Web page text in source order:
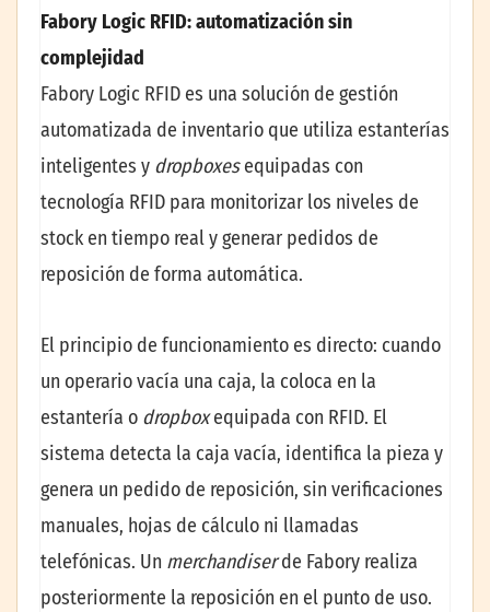
Fabory Logic RFID: automatización sin
complejidad
Fabory Logic RFID es una solución de gestión
automatizada de inventario que utiliza estanterías
inteligentes y dropboxesequipadas con
tecnología RFID para monitorizar los niveles de
stock en tiempo real y generar pedidos de
reposición de forma automática.
El principio de funcionamiento es directo: cuando
un operario vacía una caja, la coloca en la
estantería o dropboxequipada con RFID. El
sistema detecta la caja vacía, identifica la pieza y
genera un pedido de reposición, sin verificaciones
manuales, hojas de cálculo ni llamadas
telefónicas. Un merchandiserde Fabory realiza
posteriormente la reposición en el punto de uso.